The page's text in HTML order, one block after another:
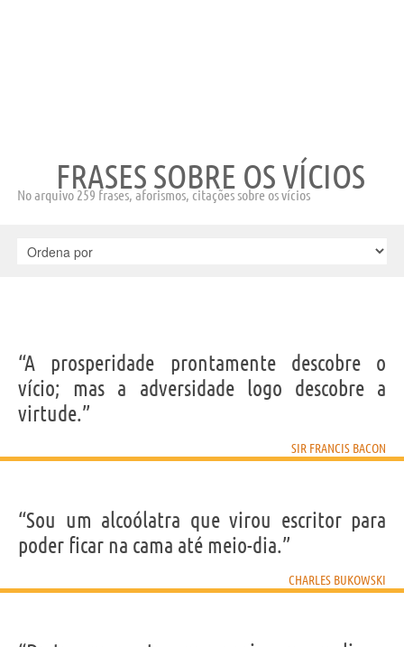
FRASES SOBRE OS VÍCIOS
No arquivo 259 frases, aforismos, citações sobre os vícios
“A prosperidade prontamente descobre o
vício; mas a adversidade logo descobre a
virtude.”
SIR FRANCIS BACON
“Sou um alcoólatra que virou escritor para
poder ficar na cama até meio-dia.”
CHARLES BUKOWSKI